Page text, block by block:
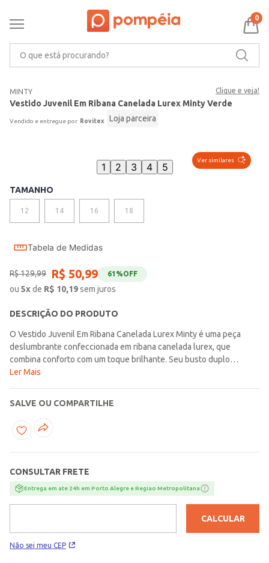
0
MINTY Clique e veja!
Vestido Juvenil Em Ribana Canelada Lurex Minty Verde
Rovitex Loja parceira
Ver similares
1 2 3 4 5
TAMANHO
12 14 16 18
Tabela de Medidas
R$129,99 R$ 50,99 61%OFF
ou 5xde R$ 10,19sem juros
DESCRIÇÃO DO PRODUTO
O Vestido Juvenil Em Ribana Canelada Lurex Minty é uma peça
deslumbrante confeccionada em ribana canelada lurex, que
combina conforto com um toque brilhante. Seu busto duplo
oferece suporte e um ajuste perfeito, enquanto o túnel
ocasiões especiais, este vestido destaca-se pela elegância,
proporcionando um visual sofisticado e jovial.
Ler Mais
SALVE OU COMPARTILHE
CONSULTAR FRETE
Entrega em ate 24h em Porto Alegre e Regiao Metropolitana
Não sei meu CEP
CALCULAR